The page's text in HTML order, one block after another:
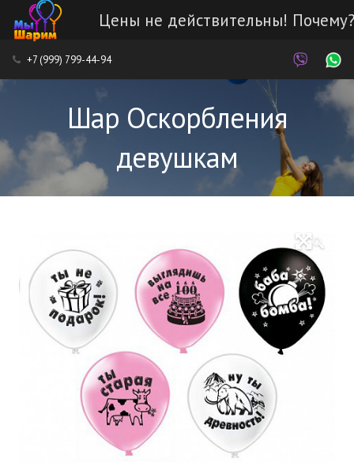
Цены не действительны!
Каталог
Услуги
Доставка и оплата
+7 (999) 799-44-94
Шар Оскорбления
девушкам
🔍